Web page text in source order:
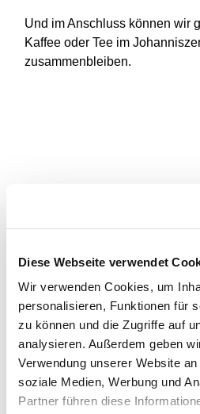
Diese Webseite verwendet
Wir verwenden Cookies, um
personalisieren, Funktionen für
zu können und die Zugriffe auf
analysieren. Außerdem geben
Verwendung unserer Website
soziale Medien, Werbung und
Partner führen diese
Und im Anschluss können wir
Kaffee oder Tee im
zusammenbleiben.